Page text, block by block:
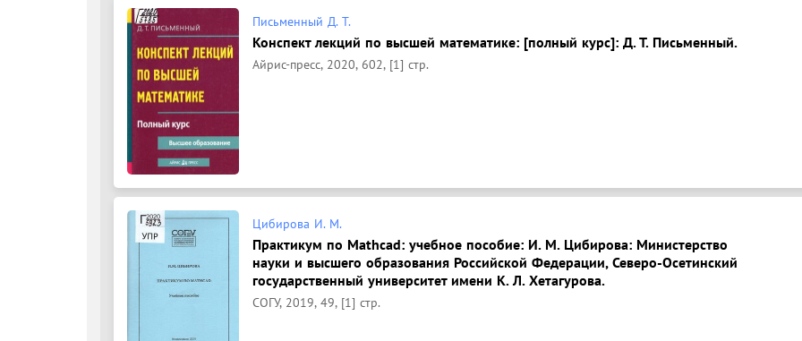
Письменный Д. Т.
Конспект лекций по высшей математике: [полный курс]: Д. Т. Письменный.
Айрис-пресс, 2020, 602, [1] стр.
Цибирова И. М.
Практикум по Mathcad: учебное пособие: И. М. Цибирова: Министерство
науки и высшего образования Российской Федерации, Северо-Осетинский
государственный университет имени К. Л. Хетагурова.
СОГУ, 2019, 49, [1] стр.